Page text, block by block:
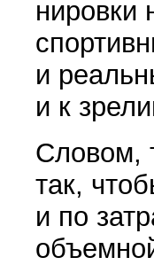
нировки
и
и к
Словом,
так,
и по